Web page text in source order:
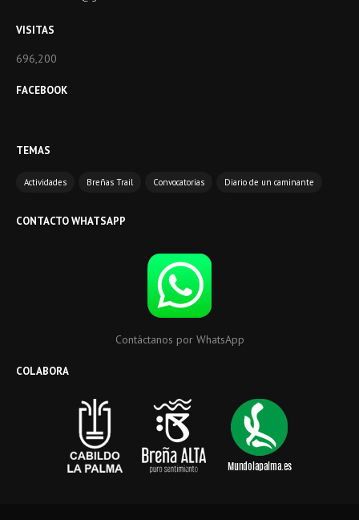
VISITAS
696,200
FACEBOOK
TEMAS
Actividades Breñas Trail Convocatorias Diario de un caminante
CONTACTO WHATSAPP
Contáctanos por WhatsApp
COLABORA